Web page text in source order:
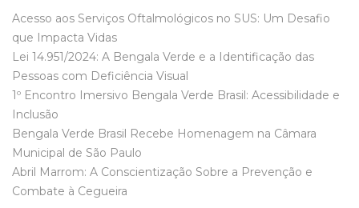
Acesso aos Serviços Oftalmológicos no SUS: Um Desafio
que Impacta Vidas
Lei 14.951/2024: A Bengala Verde e a Identificação das
Pessoas com Deficiência Visual
1º Encontro Imersivo Bengala Verde Brasil: Acessibilidade e
Inclusão
Bengala Verde Brasil Recebe Homenagem na Câmara
Municipal de São Paulo
Abril Marrom: A Conscientização Sobre a Prevenção e
Combate à Cegueira